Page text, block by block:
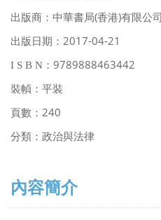
出版商：中華書局(香港)有限公司
出版日期： 2017-04-21
I S B N ： 9789888463442
裝幀：平裝
頁數： 240
分類：政治與法律
內容簡介